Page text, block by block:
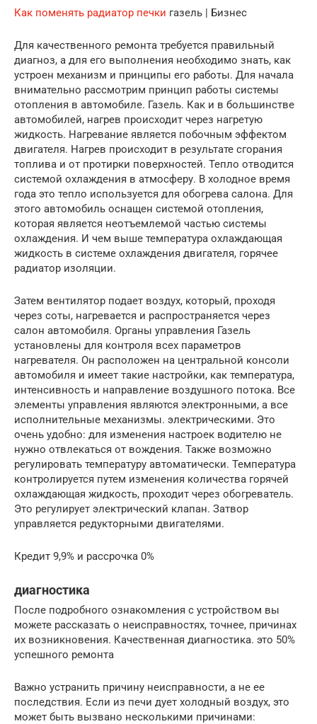
Как поменять радиатор печки газель | Бизнес
Для качественного ремонта требуется правильный
диагноз, а для его выполнения необходимо знать, как
устроен механизм и принципы его работы. Для начала
внимательно рассмотрим принцип работы системы
отопления в автомобиле. Газель. Как и в большинстве
автомобилей, нагрев происходит через нагретую
жидкость. Нагревание является побочным эффектом
двигателя. Нагрев происходит в результате сгорания
топлива и от протирки поверхностей. Тепло отводится
системой охлаждения в атмосферу. В холодное время
года это тепло используется для обогрева салона. Для
этого автомобиль оснащен системой отопления,
которая является неотъемлемой частью системы
охлаждения. И чем выше температура охлаждающая
жидкость в системе охлаждения двигателя, горячее
радиатор изоляции.
Затем вентилятор подает воздух, который, проходя
через соты, нагревается и распространяется через
салон автомобиля. Органы управления Газель
установлены для контроля всех параметров
нагревателя. Он расположен на центральной консоли
автомобиля и имеет такие настройки, как температура,
интенсивность и направление воздушного потока. Все
элементы управления являются электронными, а все
исполнительные механизмы. электрическими. Это
очень удобно: для изменения настроек водителю не
нужно отвлекаться от вождения. Также возможно
регулировать температуру автоматически. Температура
контролируется путем изменения количества горячей
охлаждающая жидкость, проходит через обогреватель.
Это регулирует электрический клапан. Затвор
управляется редукторными двигателями.
Кредит 9,9% и рассрочка 0%
диагностика
После подробного ознакомления с устройством вы
можете рассказать о неисправностях, точнее, причинах
их возникновения. Качественная диагностика. это 50%
успешного ремонта
Важно устранить причину неисправности, а не ее
последствия. Если из печи дует холодный воздух, это
может быть вызвано несколькими причинами: